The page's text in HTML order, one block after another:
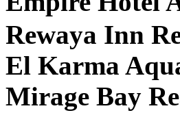
Rewaya Inn
El Karma
Mirage Bay